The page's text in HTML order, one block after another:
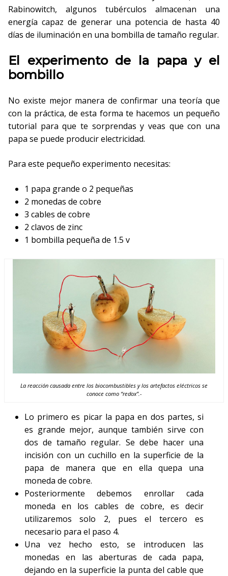
Rabinowitch, algunos tubérculos almacenan una
energía capaz de generar una potencia de hasta 40
días de iluminación en una bombilla de tamaño regular.
El experimento de la papa y el
bombillo
No existe mejor manera de confirmar una teoría que
con la práctica, de esta forma te hacemos un pequeño
tutorial para que te sorprendas y veas que con una
papa se puede producir electricidad.
Para este pequeño experimento necesitas:
1 papa grande o 2 pequeñas
2 monedas de cobre
3 cables de cobre
2 clavos de zinc
1 bombilla pequeña de 1.5 v
La reacción causada entre los biocombustibles y los artefactos eléctricos se
conoce como “redox”.-
Lo primero es picar la papa en dos partes, si
es grande mejor, aunque también sirve con
dos de tamaño regular. Se debe hacer una
incisión con un cuchillo en la superficie de la
papa de manera que en ella quepa una
moneda de cobre.
Posteriormente debemos enrollar cada
moneda en los cables de cobre, es decir
utilizaremos solo 2, pues el tercero es
necesario para el paso 4.
Una vez hecho esto, se introducen las
monedas en las aberturas de cada papa,
dejando en la superficie la punta del cable que